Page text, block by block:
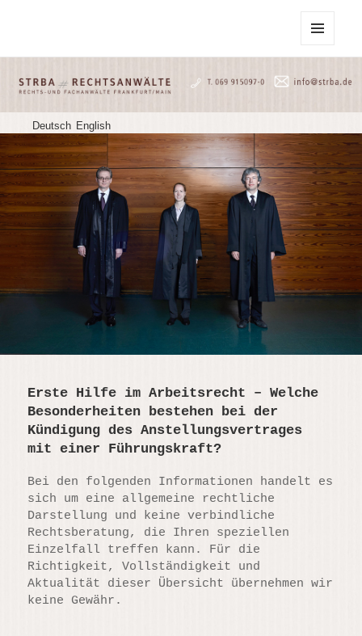
WIDGETS
Deutsch English
Erste Hilfe im Arbeitsrecht – Welche
Besonderheiten bestehen bei der
Kündigung des Anstellungsvertrages
mit einer Führungskraft?
Bei den folgenden Informationen handelt es
sich um eine allgemeine rechtliche
Darstellung und keine verbindliche
Rechtsberatung, die Ihren speziellen
Einzelfall treffen kann. Für die
Richtigkeit, Vollständigkeit und
Aktualität dieser Übersicht übernehmen wir
keine Gewähr.